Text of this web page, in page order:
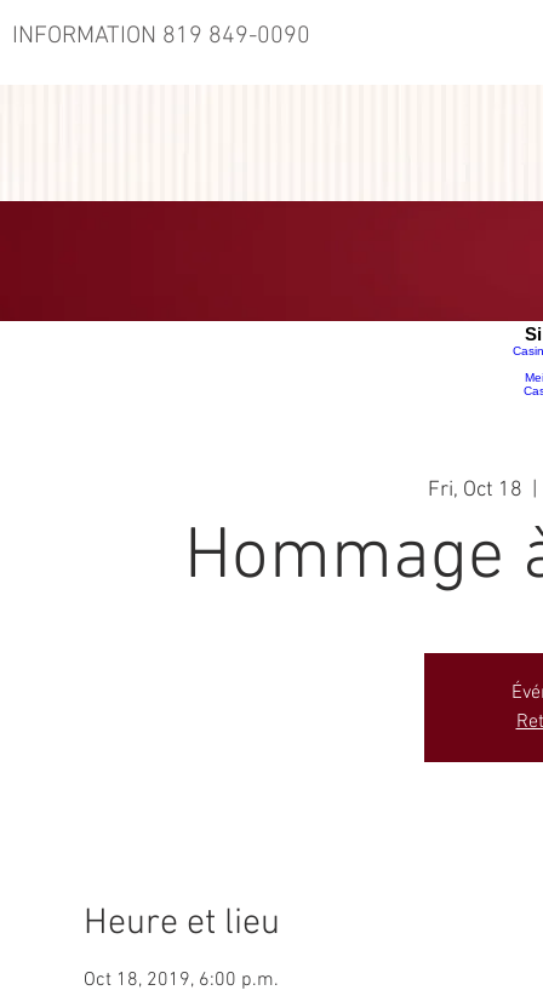
INFORMATION 819 849-0090
Fri, Oct 18
Hommage
Heure et lieu
Oct 18, 2019, 6:00 p.m.